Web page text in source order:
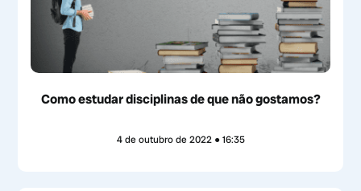
Como estudar disciplinas de que não gostamos?
4 de outubro de 2022 16:35